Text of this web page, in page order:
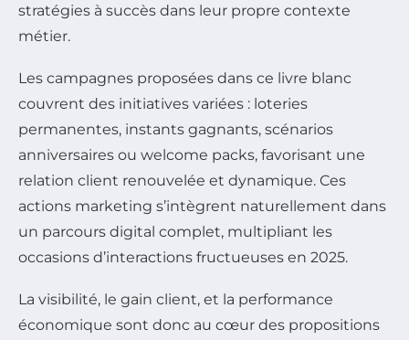
stratégies à succès dans leur propre contexte
métier.
Les campagnes proposées dans ce livre blanc
couvrent des initiatives variées : loteries
permanentes, instants gagnants, scénarios
anniversaires ou welcome packs, favorisant une
relation client renouvelée et dynamique. Ces
actions marketing s’intègrent naturellement dans
un parcours digital complet, multipliant les
occasions d’interactions fructueuses en 2025.
La visibilité, le gain client, et la performance
économique sont donc au cœur des propositions